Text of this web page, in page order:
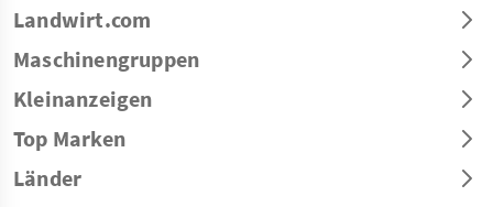
Landwirt.com
Maschinengruppen
Kleinanzeigen
Top Marken
Länder